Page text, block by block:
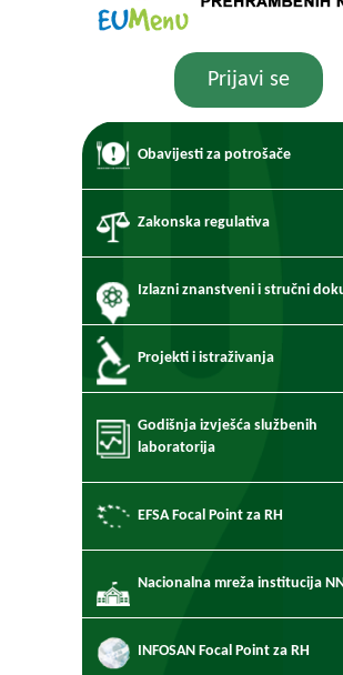
Prijavi se
Obavijesti za potrošače
Zakonska regulativa
Izlazni znanstveni i stručni
Projekti i istraživanja
Godišnja izvješća službenih
laboratorija
EFSA Focal Point za RH
Nacionalna mreža institucija
INFOSAN Focal Point za RH